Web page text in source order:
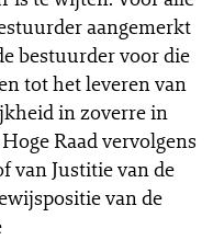
aangemerkt
bestuurder voor die
tot het leveren van
in zoverre in
Raad vervolgens
van Justitie van de
van de